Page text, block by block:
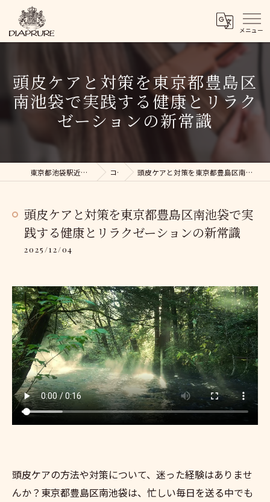
頭皮ケアと対策を東京都豊島区
南池袋で実践する健康とリラク
ゼーションの新常識
東京都池袋駅近くの美容院ならDIAPRURE コラム 頭皮ケアと対策を東京都豊島区南池袋で実践する健康とリラクゼーションの新常識
頭皮ケアと対策を東京都豊島区南池袋で実
践する健康とリラクゼーションの新常識
2025/12/04
頭皮ケアの方法や対策について、迷った経験はありませ
んか？東京都豊島区南池袋は、忙しい毎日を送る中でも